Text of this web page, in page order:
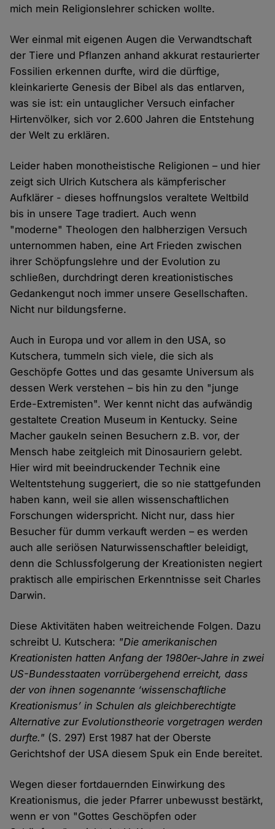
mich mein Religionslehrer schicken wollte.
Wer einmal mit eigenen Augen die Verwandtschaft
der Tiere und Pflanzen anhand akkurat restaurierter
Fossilien erkennen durfte, wird die dürftige,
kleinkarierte Genesis der Bibel als das entlarven,
was sie ist: ein untauglicher Versuch einfacher
Hirtenvölker, sich vor 2.600 Jahren die Entstehung
der Welt zu erklären.
Leider haben monotheistische Religionen – und hier
zeigt sich Ulrich Kutschera als kämpferischer
Aufklärer - dieses hoffnungslos veraltete Weltbild
bis in unsere Tage tradiert. Auch wenn
"moderne" Theologen den halbherzigen Versuch
unternommen haben, eine Art Frieden zwischen
ihrer Schöpfungslehre und der Evolution zu
schließen, durchdringt deren kreationistisches
Gedankengut noch immer unsere Gesellschaften.
Nicht nur bildungsferne.
Auch in Europa und vor allem in den USA, so
Kutschera, tummeln sich viele, die sich als
Geschöpfe Gottes und das gesamte Universum als
dessen Werk verstehen – bis hin zu den "junge
Erde-Extremisten". Wer kennt nicht das aufwändig
gestaltete Creation Museum in Kentucky. Seine
Macher gaukeln seinen Besuchern z.B. vor, der
Mensch habe zeitgleich mit Dinosauriern gelebt.
Hier wird mit beeindruckender Technik eine
Weltentstehung suggeriert, die so nie stattgefunden
haben kann, weil sie allen wissenschaftlichen
Forschungen widerspricht. Nicht nur, dass hier
Besucher für dumm verkauft werden – es werden
auch alle seriösen Naturwissenschaftler beleidigt,
denn die Schlussfolgerung der Kreationisten negiert
praktisch alle empirischen Erkenntnisse seit Charles
Darwin.
Diese Aktivitäten haben weitreichende Folgen. Dazu
schreibt U. Kutschera: "Die amerikanischen
Kreationisten hatten Anfang der 1980er-Jahre in zwei
US-Bundesstaaten vorrübergehend erreicht, dass
der von ihnen sogenannte ‘wissenschaftliche
Kreationismus’ in Schulen als gleichberechtigte
Alternative zur Evolutionstheorie vorgetragen werden
durfte." (S. 297) Erst 1987 hat der Oberste
Gerichtshof der USA diesem Spuk ein Ende bereitet.
Wegen dieser fortdauernden Einwirkung des
Kreationismus, die jeder Pfarrer unbewusst bestärkt,
wenn er von "Gottes Geschöpfen oder